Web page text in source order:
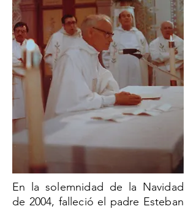
En la solemnidad de la Navidad
de 2004, falleció el padre Esteban